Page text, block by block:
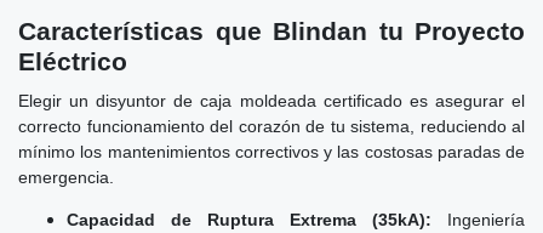
Características que Blindan tu Proyecto
Eléctrico
Elegir un disyuntor de caja moldeada certificado es asegurar el
correcto funcionamiento del corazón de tu sistema, reduciendo al
mínimo los mantenimientos correctivos y las costosas paradas de
emergencia.
Capacidad de Ruptura Extrema (35kA): Ingeniería